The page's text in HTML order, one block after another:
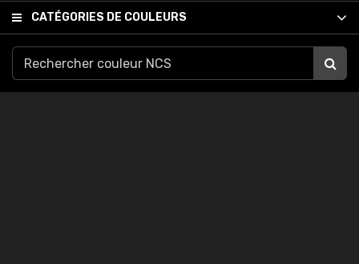
CATÉGORIES DE COULEURS